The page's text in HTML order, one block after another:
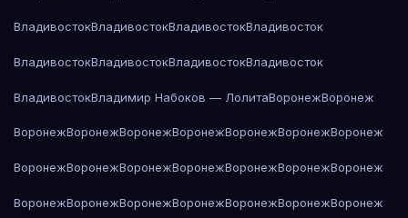
ВладивостокВладивостокВладивостокВладивосток
ВладивостокВладивостокВладивостокВладивосток
ВладивостокВладимир Набоков — ЛолитаВоронежВоронеж
ВоронежВоронежВоронежВоронежВоронежВоронежВоронеж
ВоронежВоронежВоронежВоронежВоронежВоронежВоронеж
ВоронежВоронежВоронежВоронежВоронежВоронежВоронеж